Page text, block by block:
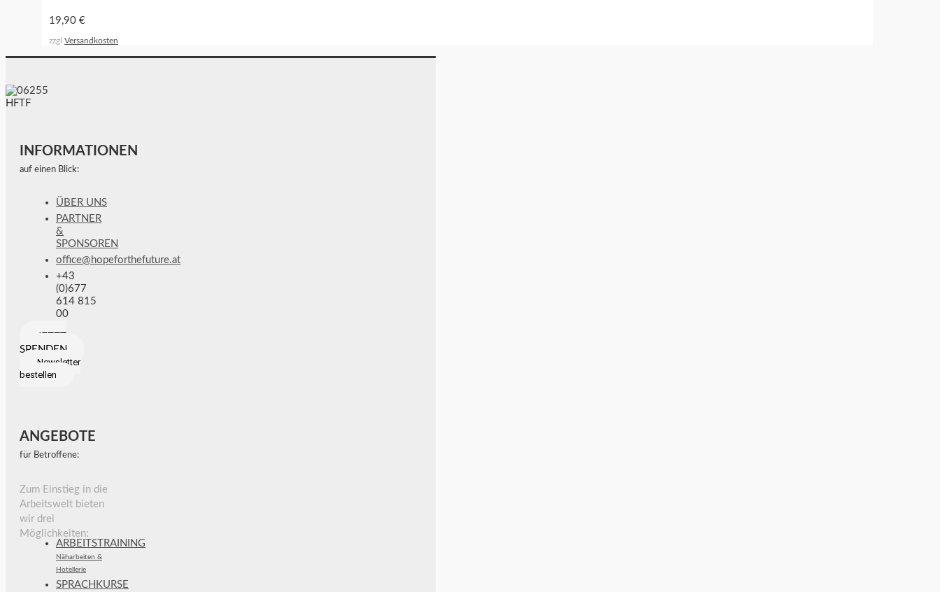
19,90 €
zzgl Versandkosten
INFORMATIONEN
auf einen Blick:
ÜBER UNS
PARTNER
&
SPONSOREN
office@hopeforthefuture.at
+43
(0)677
614 815
00
SPENDEN
Newsletter
bestellen
ANGEBOTE
für Betroffene:
Zum Einstieg in die
Arbeitswelt bieten
wir drei
Möglichkeiten:
ARBEITSTRAINING
Näharbeiten &
Hotellerie
SPRACHKURSE